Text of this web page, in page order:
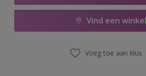
Vind een winkel
Voeg toe aan klus